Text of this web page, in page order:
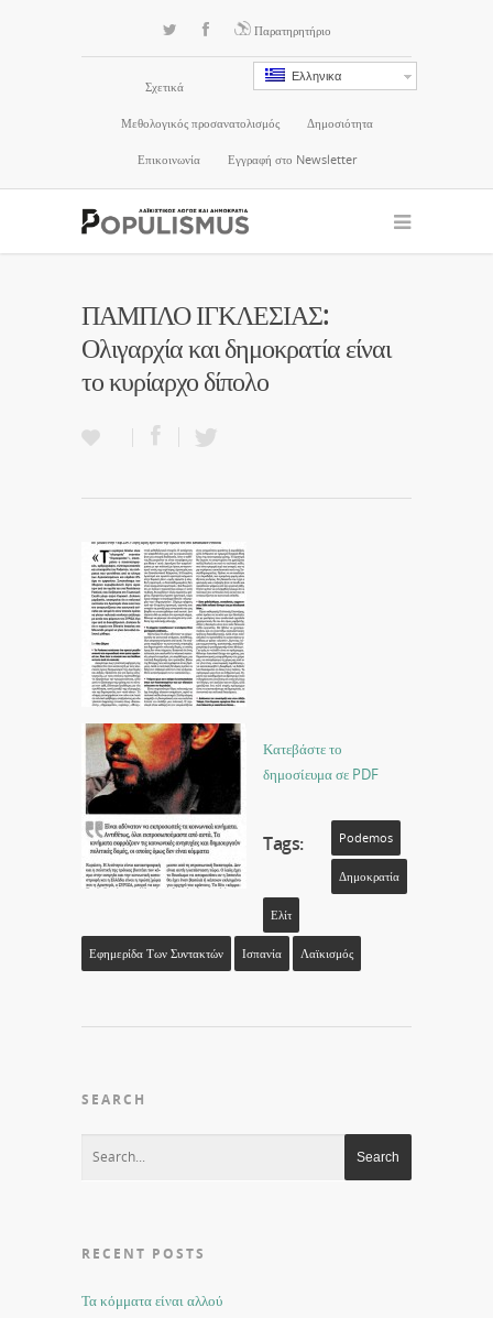
Παρατηρητήριο
Ελληνικα
Σχετικά
Μεθολογικός προσανατολισμός Δημοσιότητα
Επικοινωνία Εγγραφή στο Newsletter
ΠΑΜΠΛΟ ΙΓΚΛΕΣΙΑΣ:
Ολιγαρχία και δημοκρατία είναι
το κυρίαρχο δίπολο
Κατεβάστε το
δημοσίευμα σε PDF
Tags: Podemos
Δημοκρατία
Ελίτ
Εφημερίδα Των Συντακτών Ισπανία Λαϊκισμός
SEARCH
RECENT POSTS
Τα κόμματα είναι αλλού